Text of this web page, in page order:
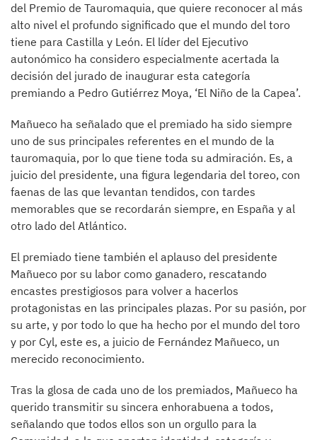
del Premio de Tauromaquia, que quiere reconocer al más
alto nivel el profundo significado que el mundo del toro
tiene para Castilla y León. El líder del Ejecutivo
autonómico ha considero especialmente acertada la
decisión del jurado de inaugurar esta categoría
premiando a Pedro Gutiérrez Moya, ‘El Niño de la Capea’.
Mañueco ha señalado que el premiado ha sido siempre
uno de sus principales referentes en el mundo de la
tauromaquia, por lo que tiene toda su admiración. Es, a
juicio del presidente, una figura legendaria del toreo, con
faenas de las que levantan tendidos, con tardes
memorables que se recordarán siempre, en España y al
otro lado del Atlántico.
El premiado tiene también el aplauso del presidente
Mañueco por su labor como ganadero, rescatando
encastes prestigiosos para volver a hacerlos
protagonistas en las principales plazas. Por su pasión, por
su arte, y por todo lo que ha hecho por el mundo del toro
y por Cyl, este es, a juicio de Fernández Mañueco, un
merecido reconocimiento.
Tras la glosa de cada uno de los premiados, Mañueco ha
querido transmitir su sincera enhorabuena a todos,
señalando que todos ellos son un orgullo para la